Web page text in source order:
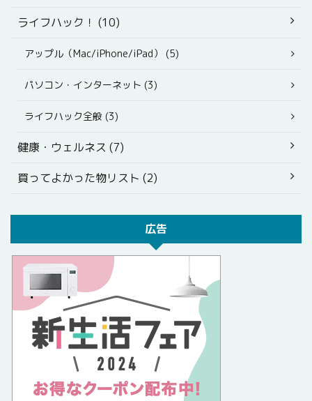
ライフハック！ (10)
アップル（Mac/iPhone/iPad） (5)
パソコン・インターネット (3)
ライフハック全般 (3)
健康・ウェルネス (7)
買ってよかった物リスト (2)
広告